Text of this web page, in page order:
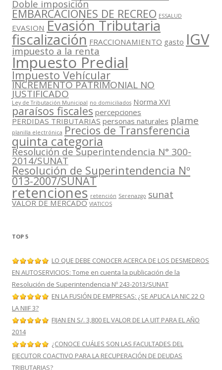
Doble imposición
EMBARCACIONES DE RECREO ESSALUD
EVASION Evasión Tributaria
fiscalización FRACCIONAMIENTO gasto IGV
impuesto a la renta
Impuesto Predial
Impuesto Vehícular
INCREMENTO PATRIMONIAL NO
JUSTIFICADO
Ley de Tributación Municipal no domiciliados Norma XVI
paraísos fiscales percepciones
PERDIDAS TRIBUTARIAS personas naturales plame
planilla electrónica Precios de Transferencia
quinta categoria
Resolución de Superintendencia N° 300-
2014/SUNAT
Resolución de Superintendencia Nº
013-2007/SUNAT
retenciones retención Serenazgo sunat
VALOR DE MERCADO VIATICOS
TOP 5
LO QUE DEBE CONOCER ACERCA DE LOS DESMEDROS
EN AUTOSERVICIOS: Tome en cuenta la publicación de la
Resolución de Superintendencia Nº 243-2013/SUNAT
EN LA FUSIÓN DE EMPRESAS: ¿SE APLICA LA NIC 22 O
LA NIIF 3?
FIJAN EN S/. 3,800 EL VALOR DE LA UIT PARA EL AÑO
2014
¿CONOCE CUÁLES SON LAS FACULTADES DEL
EJECUTOR COACTIVO PARA LA RECUPERACIÓN DE DEUDAS
TRIBUTARIAS?